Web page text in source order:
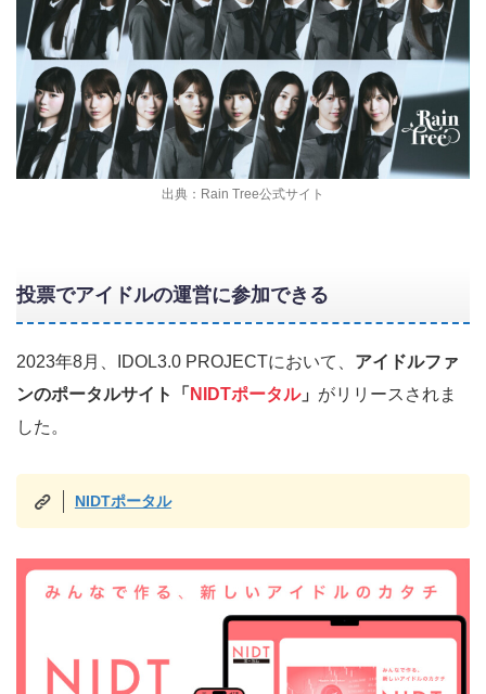
出典：Rain Tree公式サイト
投票でアイドルの運営に参加できる
2023年8月、IDOL3.0 PROJECTにおいて、 アイドルファ
ンのポータルサイト「 NIDTポータル」 がリリースされま
した。
NIDTポータル